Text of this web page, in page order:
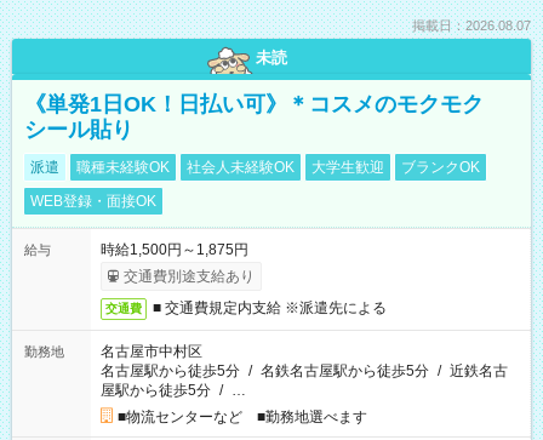
掲載日：2026.08.07
未読
《単発1日OK！日払い可》＊コスメのモクモク
シール貼り
派遣 職種未経験OK 社会人未経験OK 大学生歓迎
ブランクOK
WEB登録・面接OK
給与
時給1,500円～1,875円
交通費別途支給あり
交通費 ■ 交通費規定内支給 ※派遣先による
勤務地
名古屋市中村区
名古屋駅から徒歩5分 / 名鉄名古屋駅から徒歩5分 / 近鉄名古
屋駅から徒歩5分 / …
■物流センターなど ■勤務地選べます